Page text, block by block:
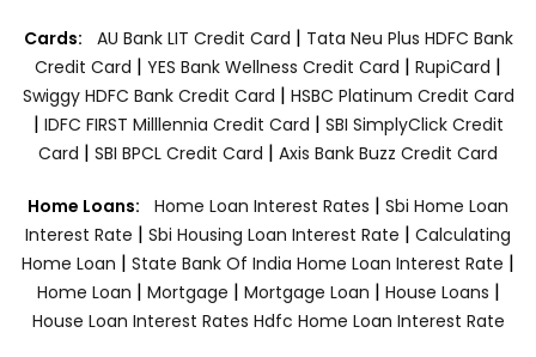
Cards: AU Bank LIT Credit Card | Tata Neu Plus HDFC Bank
Credit Card | YES Bank Wellness Credit Card | RupiCard |
Swiggy HDFC Bank Credit Card | HSBC Platinum Credit Card
| IDFC FIRST Milllennia Credit Card | SBI SimplyClick Credit
Card | SBI BPCL Credit Card | Axis Bank Buzz Credit Card
Home Loans: Home Loan Interest Rates | Sbi Home Loan
Interest Rate | Sbi Housing Loan Interest Rate | Calculating
Home Loan | State Bank Of India Home Loan Interest Rate |
Home Loan | Mortgage | Mortgage Loan | House Loans |
House Loan Interest Rates Hdfc Home Loan Interest Rate